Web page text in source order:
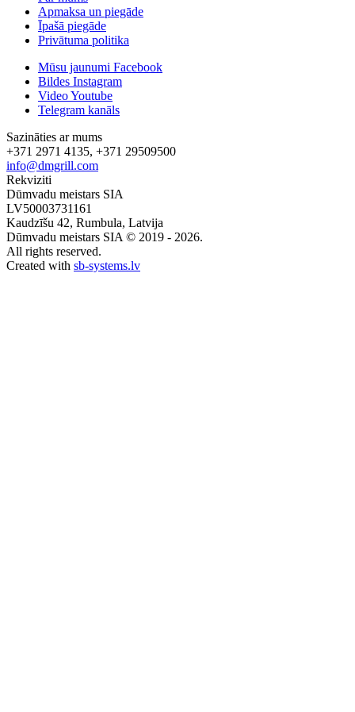
Apmaksa un piegāde
Īpašā piegāde
Privātuma politika
Mūsu jaunumi Facebook
Bildes Instagram
Video Youtube
Telegram kanāls
Sazināties ar mums
+371 2971 4135, +371 29509500
info@dmgrill.com
Rekviziti
Dūmvadu meistars SIA
LV50003731161
Kaudzīšu 42, Rumbula, Latvija
Dūmvadu meistars SIA © 2019 - 2026.
All rights reserved.
Created with sb-systems.lv